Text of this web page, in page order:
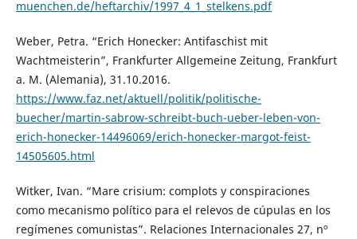
muenchen.de/heftarchiv/1997_4_1_stelkens.pdf
Weber, Petra. “Erich Honecker: Antifaschist mit
Wachtmeisterin”, Frankfurter Allgemeine Zeitung, Frankfurt
a. M. (Alemania), 31.10.2016.
https://www.faz.net/aktuell/politik/politische-
buecher/martin-sabrow-schreibt-buch-ueber-leben-von-
erich-honecker-14496069/erich-honecker-margot-feist-
14505605.html
Witker, Ivan. “Mare crisium: complots y conspiraciones
como mecanismo político para el relevos de cúpulas en los
regímenes comunistas”. Relaciones Internacionales 27, nº